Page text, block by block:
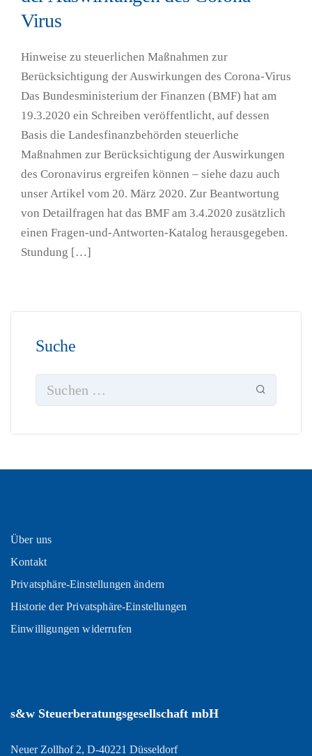
Virus
Hinweise zu steuerlichen Maßnahmen zur
Berücksichtigung der Auswirkungen des Corona-Virus
Das Bundesministerium der Finanzen (BMF) hat am
19.3.2020 ein Schreiben veröffentlicht, auf dessen
Basis die Landesfinanzbehörden steuerliche
Maßnahmen zur Berücksichtigung der Auswirkungen
des Coronavirus ergreifen können – siehe dazu auch
unser Artikel vom 20. März 2020. Zur Beantwortung
von Detailfragen hat das BMF am 3.4.2020 zusätzlich
einen Fragen-und-Antworten-Katalog herausgegeben.
Stundung […]
Suche
Über uns
Kontakt
Privatsphäre-Einstellungen ändern
Historie der Privatsphäre-Einstellungen
Einwilligungen widerrufen
s&w Steuerberatungsgesellschaft mbH
Neuer Zollhof 2, D-40221 Düsseldorf